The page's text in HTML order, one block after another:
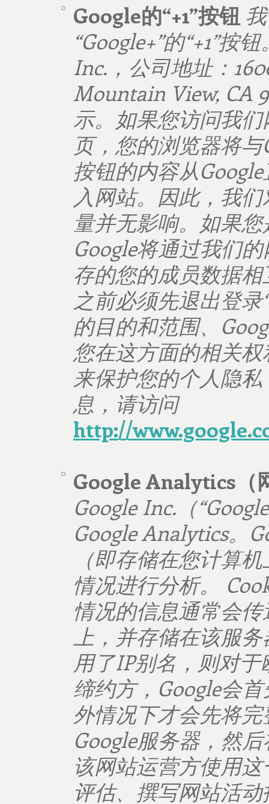
Google的“+1”按钮
“Google+”的“+1”按钮
Inc. ，公司地址：
Mountain View, CA
示。如果您访问我
页，您的浏览器将与
按钮的内容从Google
入网站。因此，我们
量并无影响。如果您
Google将通过我们
存的您的成员数据
之前必须先退出登录
的目的和范围、
您在这方面的相关
来保护您的个人隐
息，请访问
http://
Google Analytics
Google Inc. （
Google Analytics。
（即存储在您计算
情况进行分析。
情况的信息通常会
上，并存储在该服
用了IP别名，则对于
缔约方， Google会
外情况下才会先将完
Google服务器，然
该网站运营方使用
评估、撰写网站活